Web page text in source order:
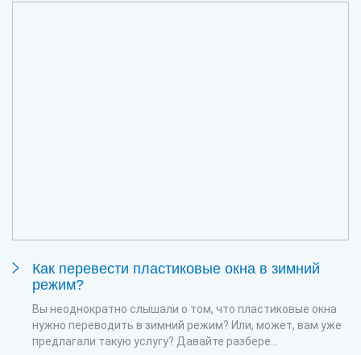
Как перевести пластиковые окна в зимний
режим?
Вы неоднократно слышали о том, что пластиковые окна
нужно переводить в зимний режим? Или, может, вам уже
предлагали такую услугу? Давайте разбере...